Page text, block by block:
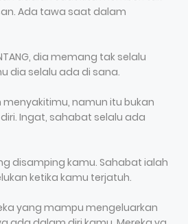
Ada tawa saat dalam
dia memang tak selalu
dia selalu ada di sana.
menyakitimu, namun itu bukan
Ingat, sahabat selalu ada
disamping kamu. Sahabat ialah
ketika kamu terjatuh.
yang mampu mengeluarkan